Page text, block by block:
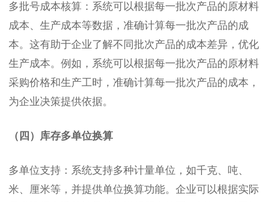
多批号成本核算：系统可以根据每一批次产品的原材料
成本、生产成本等数据，准确计算每一批次产品的成
本。这有助于企业了解不同批次产品的成本差异，优化
生产成本。例如，系统可以根据每一批次产品的原材料
采购价格和生产工时，准确计算每一批次产品的成本，
为企业决策提供依据。
（四）库存多单位换算
多单位支持：系统支持多种计量单位，如千克、吨、
米、厘米等，并提供单位换算功能。企业可以根据实际